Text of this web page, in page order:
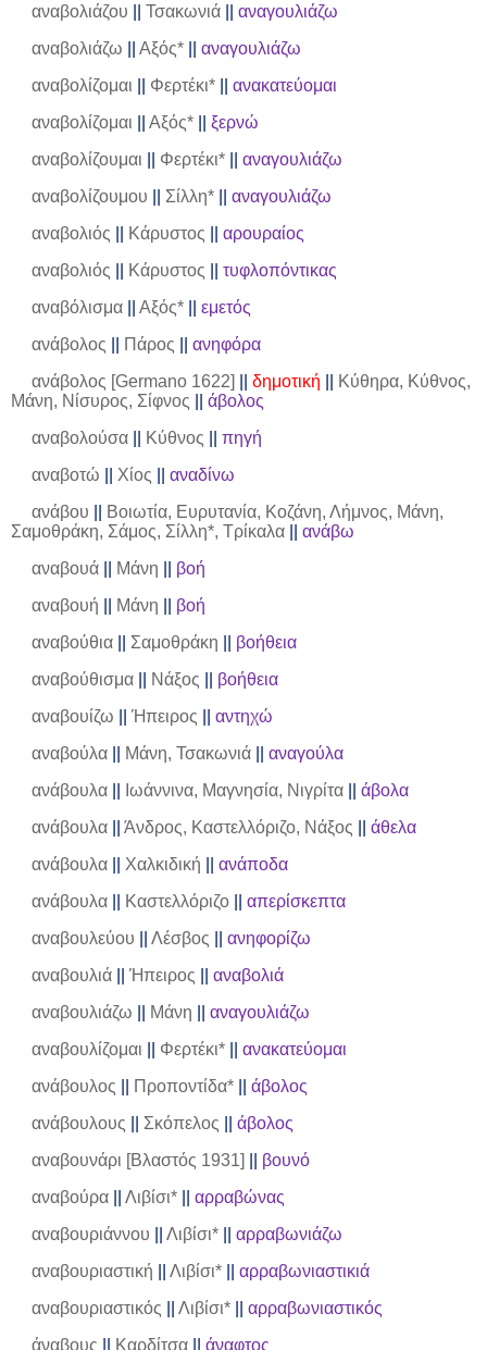
αναβολιάζου
Τσακωνιά|| αναγουλιάζω
αναβολιάζω
Αξός*|| αναγουλιάζω
αναβολίζομαι
Φερτέκι*|| ανακατεύομαι
αναβολίζομαι
Αξός*|| ξερνώ
αναβολίζουμαι
Φερτέκι*|| αναγουλιάζω
αναβολίζουμου
Σίλλη*|| αναγουλιάζω
αναβολιός
Κάρυστος
αρουραίος
αναβολιός
Κάρυστος
τυφλοπόντικας
αναβόλισμα|| Αξός*|| εμετός
ανάβολος
Πάρος
ανηφόρα
ανάβολος [Germano 1622]
δημοτική
Κύθηρα, Κύθνος,
Μάνη, Νίσυρος, Σίφνος
άβολος
αναβολούσα|| Κύθνος
πηγή
αναβοτώ
Χίος
αναδίνω
ανάβου
Βοιωτία, Ευρυτανία, Κοζάνη, Λήμνος, Μάνη,
Σαμοθράκη, Σάμος, Σίλλη*, Τρίκαλα
ανάβω
αναβουά|| Μάνη
βοή
αναβουή
Μάνη
βοή
αναβούθια|| Σαμοθράκη
βοήθεια
αναβούθισμα|| Νάξος
βοήθεια
αναβουίζω
Ήπειρος
αντηχώ
αναβούλα|| Μάνη, Τσακωνιά|| αναγούλα
ανάβουλα|| Ιωάννινα, Μαγνησία, Νιγρίτα|| άβολα
ανάβουλα|| Άνδρος, Καστελλόριζο, Νάξος
άθελα
ανάβουλα|| Χαλκιδική
ανάποδα
ανάβουλα|| Καστελλόριζο|| απερίσκεπτα
αναβουλεύου
Λέσβος
ανηφορίζω
αναβουλιά|| Ήπειρος
αναβολιά
αναβουλιάζω
Μάνη
αναγουλιάζω
αναβουλίζομαι
Φερτέκι*|| ανακατεύομαι
ανάβουλος
Προποντίδα*|| άβολος
ανάβουλους
Σκόπελος
άβολος
αναβουνάρι [Βλαστός 1931]
βουνό
αναβούρα|| Λιβίσι*|| αρραβώνας
αναβουριάννου
Λιβίσι*|| αρραβωνιάζω
αναβουριαστική
Λιβίσι*|| αρραβωνιαστικιά
αναβουριαστικός
Λιβίσι*|| αρραβωνιαστικός
άναβους
Καρδίτσα|| άναφτος